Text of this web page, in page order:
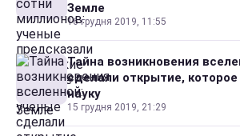
Земле
16 грудня 2019, 11:55
Тайна возникновения
сделали открытие,
науку
15 грудня 2019, 21:29